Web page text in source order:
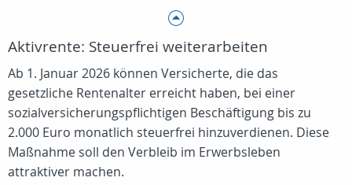
Aktivrente: Steuerfrei weiterarbeiten
Ab 1. Januar 2026 können Versicherte, die das
gesetzliche Rentenalter erreicht haben, bei einer
sozialversicherungspflichtigen Beschäftigung bis zu
2.000 Euro monatlich steuerfrei hinzuverdienen. Diese
Maßnahme soll den Verbleib im Erwerbsleben
attraktiver machen.